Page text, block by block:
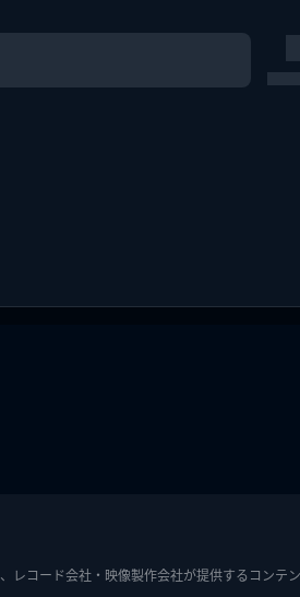
レコード会社・映像製作会社が提供するコンテ